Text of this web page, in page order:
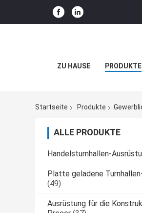
ZU HAUSE PRODUKTE
Startseite Produkte
ALLE PRODUKTE
Handelsturnhallen-
Platte geladene
(49)
Ausrüstung für die